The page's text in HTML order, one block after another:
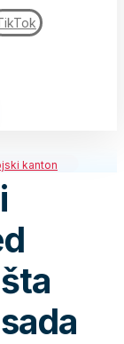
kanton